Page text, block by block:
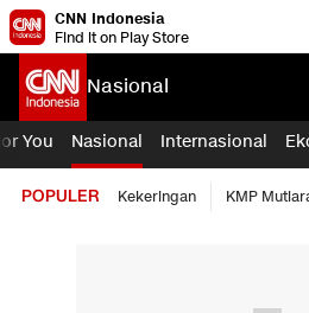
CNN Indonesia
Find it on Play Store
Nasional
You Nasional Internasional
POPULER Kekeringan KMP